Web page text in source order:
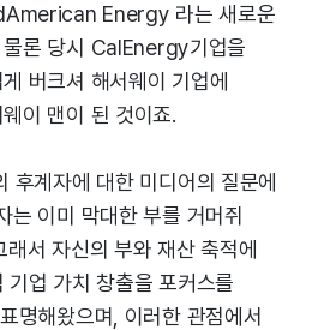
Energy 라는 새로운
물론 당시 CalEnergy기업을
버크셔 해서웨이 기업에
이 맨이 된 것이죠.
후계자에 대한 미디어의 질문에
는 이미 막대한 부를 거머쥐
서 자신의 부와 재산 축적에
기업 가치 창출을 포커스를
명해왔으며, 이러한 관점에서